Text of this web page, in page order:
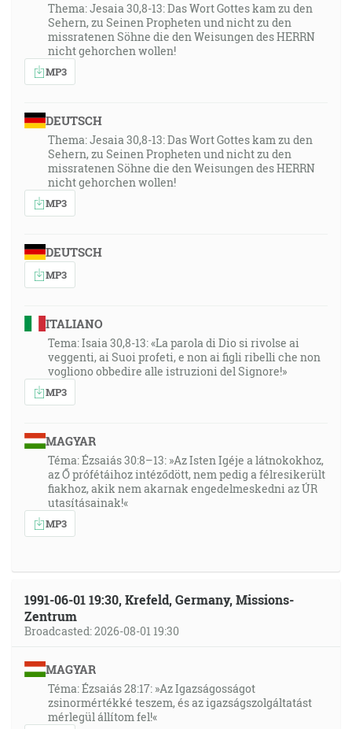
Thema: Jesaia 30,8-13: Das Wort Gottes kam zu den
Sehern, zu Seinen Propheten und nicht zu den
missratenen Söhne die den Weisungen des HERRN
nicht gehorchen wollen!
MP3
DEUTSCH
Thema: Jesaia 30,8-13: Das Wort Gottes kam zu den
Sehern, zu Seinen Propheten und nicht zu den
missratenen Söhne die den Weisungen des HERRN
nicht gehorchen wollen!
MP3
DEUTSCH
MP3
ITALIANO
Tema: Isaia 30,8-13: «La parola di Dio si rivolse ai
veggenti, ai Suoi profeti, e non ai figli ribelli che non
vogliono obbedire alle istruzioni del Signore!»
MP3
MAGYAR
Téma: Ézsaiás 30:8–13: »Az Isten Igéje a látnokokhoz,
az Ő prófétáihoz intéződött, nem pedig a félresikerült
fiakhoz, akik nem akarnak engedelmeskedni az ÚR
utasításainak!«
MP3
1991-06-01 19:30, Krefeld, Germany, Missions-
Zentrum
Broadcasted: 2026-08-01 19:30
MAGYAR
Téma: Ézsaiás 28:17: »Az Igazságosságot
zsinormértékké teszem, és az igazságszolgáltatást
mérlegül állítom fel!«